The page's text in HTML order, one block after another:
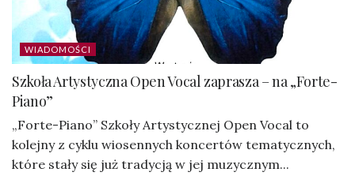
WIADOMOŚCI
Szkoła Artystyczna Open Vocal zaprasza – na „Forte-
Piano”
„Forte-Piano” Szkoły Artystycznej Open Vocal to
kolejny z cyklu wiosennych koncertów tematycznych,
które stały się już tradycją w jej muzycznym...